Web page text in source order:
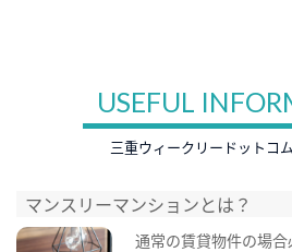
USEFUL
三重ウィークリードットコ
マンスリーマンションとは？
通常の賃貸物件の場